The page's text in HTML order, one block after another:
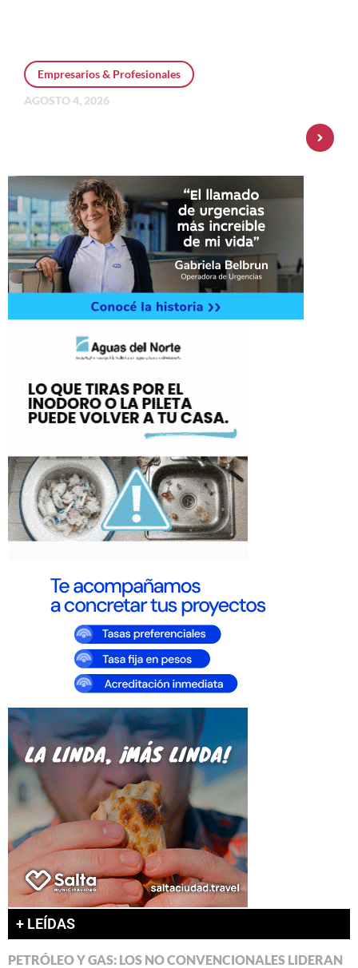
Empresarios & Profesionales
AGOSTO 4, 2026
+ LEÍDAS
PETRÓLEO Y GAS: LOS NO CONVENCIONALES LIDERAN